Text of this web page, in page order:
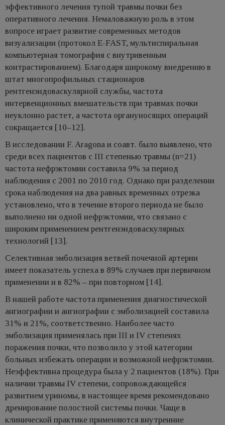
эффективного лечения тупой травмы почки без
оперативного лечения. Немаловажную роль в этом
вопросе играет развитие современных методов
визуализации (протокол E-FAST, мультиспиральная
компьютерная томография с внутривенным
контрастированием). Благодаря широкому внедрению в
штат многопрофильных стационаров
рентгенэндоваскулярной службы, частота
интервенционных вмешательств при травмах почки
неуклонно растет, а частота органуносящих операций
сокращается [10–12].
В исследовании F. Aragona и соавт. было выявлено, что
среди всех пациентов с III степенью травмы (n=21)
частота нефрэктомии составила 9% за период
наблюдения с 2001 по 2010 год. Однако при разделении
срока наблюдения на два равных временных отрезка
установлено, что в течение второго периода не было
выполнено ни одной нефрэктомии, что связано с
широким применением рентгенэндоваскулярных
технологий [13].
Селективная эмболизация ветвей почечной артерии
имеет показатель успеха в 89% случаев при первичном
применении и в 82% – при повторном [14].
В нашей работе частота применения диагностической
ангиографии и ангиографии с эмболизацией составила
31% и 21%, соответственно. Наиболее часто
эмболизация применялась при III и IV степенях
поражения почки, что позволило у этой категории
больных избежать операции и возможной нефрэктомии.
Неэффективна процедура была у 2 пациентов (18%). При
наличии травмы IV степени, сопровождающейся
развитием уриномы, в настоящее время рекомендовано
дренирование полостной системы почки. Чаще в
клинической практике применяются внутренние